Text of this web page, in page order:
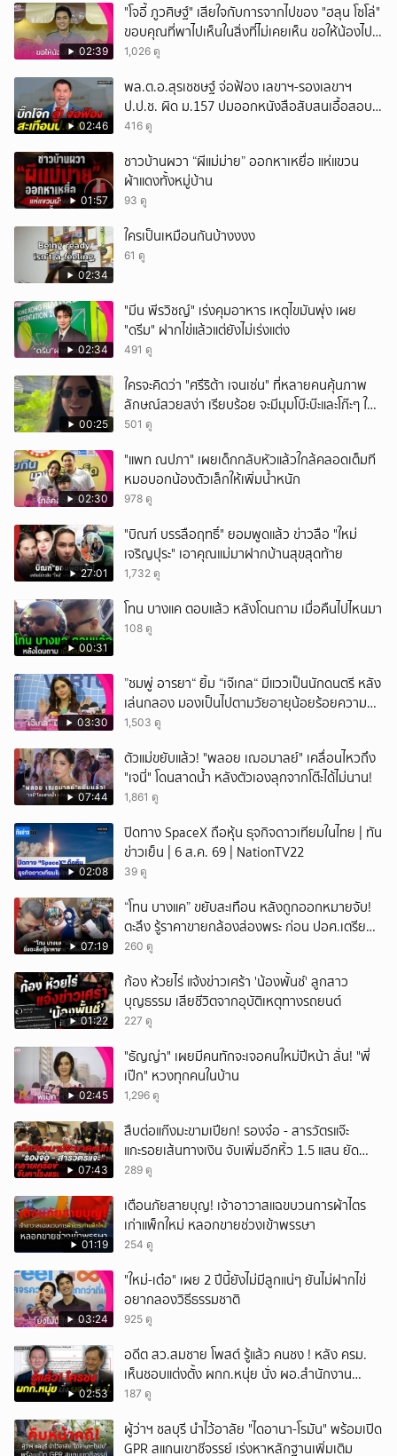
02:39
"โจอี้ ภูวศิษฐ์" เสียใจกับการจากไปของ "ฮลุน โซโล่"
ขอบคุณที่พาไปเห็นในสิ่งที่ไม่เคยเห็น ขอให้น้องไปสู่
สุคติ
1,026 ดู
02:46
พล.ต.อ.สุรเชชษฐ์ จ่อฟ้อง เลขาฯ-รองเลขาฯ
ป.ป.ช. ผิด ม.157 ปมออกหนังสือสับสนเอื้อสอบ
คดีซ้ำซ้อน
416 ดู
01:57
ชาวบ้านผวา “ผีแม่ม่าย” ออกหาเหยื่อ แห่แขวน
ผ้าแดงทั้งหมู่บ้าน
93 ดู
02:34
ใครเป็นเหมือนกันบ้างงงง
61 ดู
02:34
"มีน พีรวิชญ์" เร่งคุมอาหาร เหตุไขมันพุ่ง เผย
"ดรีม" ฝากไข่แล้วแต่ยังไม่เร่งแต่ง
491 ดู
00:25
ใครจะคิดว่า "ศรีริต้า เจนเซ่น" ที่หลายคนคุ้นภาพ
ลักษณ์สวยสง่า เรียบร้อย จะมีมุมโบ๊ะบ๊ะและโก๊ะๆ ให้
ได้อมยิ้มเหมือนกัน งานนี้ทำเอาแฟนๆ ทั้งเอ็นดูทั้ง
501 ดู
02:30
"แพท ณปภา" เผยเด็กกลับหัวแล้วใกล้คลอดเต็มที
หมอบอกน้องตัวเล็กให้เพิ่มน้ำหนัก
978 ดู
27:01
"บิณฑ์ บรรลือฤทธิ์" ยอมพูดแล้ว ข่าวลือ "ใหม่
เจริญปุระ" เอาคุณแม่มาฝากบ้านสุขสุดท้าย
1,732 ดู
00:31
โทน บางแค ตอบแล้ว หลังโดนถาม เมื่อคืนไปไหนมา
108 ดู
03:30
”ชมพู่ อารยา“ ยิ้ม “เจ๊เกล“ มีแววเป็นนักดนตรี หลัง
เล่นกลอง มองเป็นไปตามวัยอายุน้อยร้อยความ
สามารถ
1,503 ดู
07:44
ตัวแม่ขยับแล้ว! "พลอย เฌอมาลย์" เคลื่อนไหวถึง
"เจนี่" โดนสาดน้ำ หลังตัวเองลุกจากโต๊ะได้ไม่นาน!
1,861 ดู
02:08
ปิดทาง SpaceX ถือหุ้น ธุจกิจดาวเทียมในไทย | ทัน
ข่าวเย็น | 6 ส.ค. 69 | NationTV22
39 ดู
07:19
“โทน บางแค” ขยับสะเทือน หลังถูกออกหมายจับ!
ตะลึง รู้ราคาขายกล้องส่องพระ ก่อน ปอศ.เตรียม
บุกรวบ?
260 ดู
01:22
ก้อง ห้วยไร่ แจ้งข่าวเศร้า 'น้องพั้นช์' ลูกสาว
บุญธรรม เสียชีวิตจากอุบัติเหตุทางรถยนต์
227 ดู
02:45
"ธัญญ่า" เผยมีคนทักจะเจอคนใหม่ปีหน้า ลั่น! "พี่
เป๊ก" หวงทุกคนในบ้าน
1,296 ดู
07:43
สืบต่อแก๊งมะขามเปียก! รองจ๋อ - สารวัตรแจ๊ะ
แกะรอยเส้นทางเงิน จับเพิ่มอีกหิ้ว 1.5 แสน ยัด
สินบน
289 ดู
01:19
เตือนภัยสายบุญ! เจ้าอาวาสแฉขบวนการผ้าไตร
เก่าแพ็กใหม่ หลอกขายช่วงเข้าพรรษา
254 ดู
03:24
"ใหม่-เต๋อ" เผย 2 ปีนี้ยังไม่มีลูกแน่ๆ ยันไม่ฝากไข่
อยากลองวิธีธรรมชาติ
925 ดู
02:53
อดีต สว.สมชาย โพสต์ รู้แล้ว คนชง ! หลัง ครม.
เห็นชอบแต่งตั้ง ผกก.หนุ่ย นั่ง ผอ.สำนักงาน
ป.ย.ป.
187 ดู
ผู้ว่าฯ ชลบุรี นำไว้อาลัย "ไดอานา-โรมัน" พร้อมเปิด
GPR สแกนเขาชีจรรย์ เร่งหาหลักฐานเพิ่มเติม